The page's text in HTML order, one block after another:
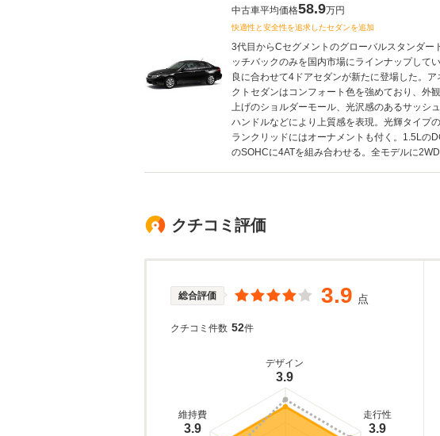
中古車平均価格58.9万円
快適性と安全性を追求したセダンを追加
3代目からCセグメントのグローバルスタンダー
ッチバックのみを国内市場にラインナップして
良に合わせて4ドアセダンが新たに登場した。
クトセダンはコンフォート色を強めており、外
上げのショルダーモール、光沢感のあるサッシ
ハンドルなどにより上質感を表現。光輝タイプ
ランクリッドにはオーナメントも付く。1.5Lの
のSOHCに4ATを組み合わせる。全モデルに
クチコミ評価
総合評価 3.9 点
クチコミ件数 52件
デザイン
3.9
走行性
3.9
維持費
3.9